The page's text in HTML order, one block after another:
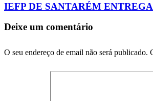
IEFP DE SANTARÉM
Deixe um comentário
O seu endereço de email não será publicado.